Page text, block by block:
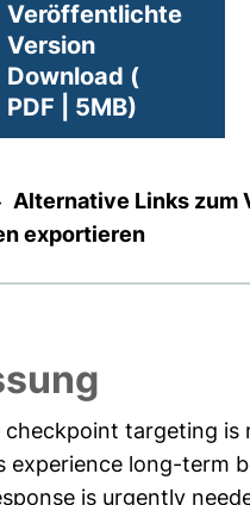
Veröffentlichte
Version
Download (
PDF | 5MB)
Alternative Links zum
exportieren
checkpoint targeting
experience long-term
is urgently